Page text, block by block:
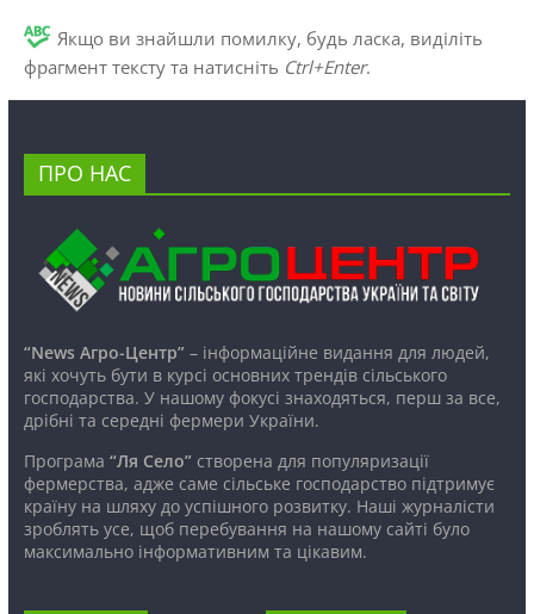
Якщо ви знайшли помилку, будь ласка, виділіть
фрагмент тексту та натисніть Ctrl+Enter.
ПРО НАС
“News Агро-Центр”– інформаційне видання для людей,
які хочуть бути в курсі основних трендів сільського
господарства. У нашому фокусі знаходяться, перш за все,
дрібні та середні фермери України.
Програма “Ля Село”створена для популяризації
фермерства, адже саме сільське господарство підтримує
країну на шляху до успішного розвитку. Наші журналісти
зроблять усе, щоб перебування на нашому сайті було
максимально інформативним та цікавим.